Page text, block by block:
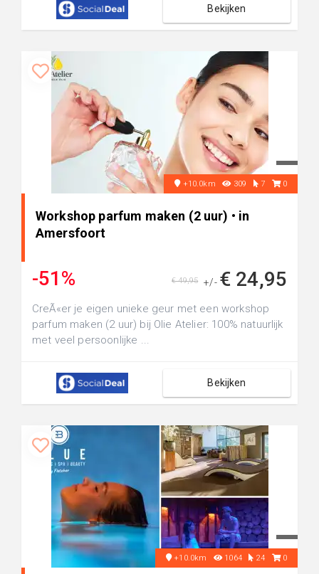
Bekijken
+10.0km 309 7 0
Workshop parfum maken (2 uur) • in
Amersfoort
-51% +/- € 24,95
€ 49,95
CreÃ«er je eigen unieke geur met een workshop
parfum maken (2 uur) bij Olie Atelier: 100% natuurlijk
met veel persoonlijke ...
Bekijken
+10.0km 1064 24 0